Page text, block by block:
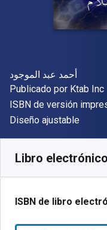
Autor(es)
أحمد عبد الموجود
Editorial
Publicado por Ktab Inc
ISBN de versión
Formato
Diseño ajustable
Libro electrónico
ISBN de libro